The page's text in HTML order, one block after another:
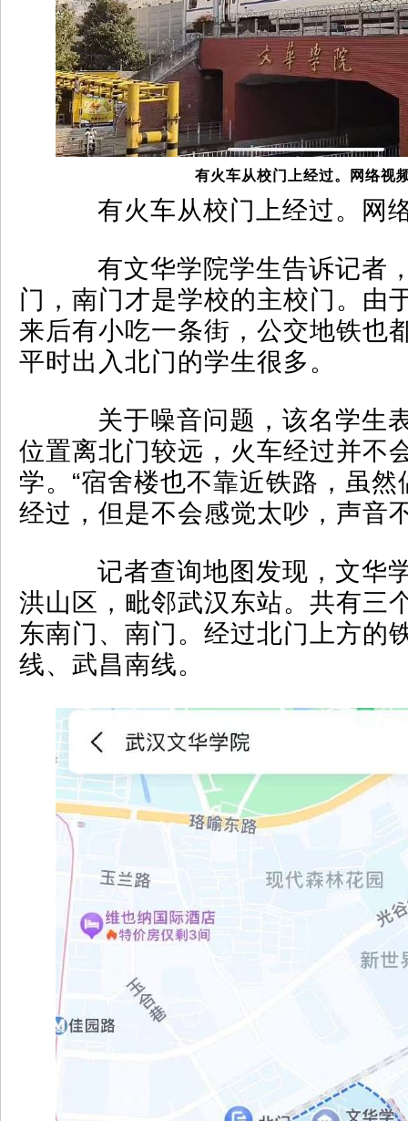
有火车从校门上经过。网络视
有火车从校门上经过。网
有文华学院学生告诉记者
门，南门才是学校的主校门。由
来后有小吃一条街，公交地铁也
平时出入北门的学生很多。
关于噪音问题，该名学生
位置离北门较远，火车经过并不
学。“宿舍楼也不靠近铁路，虽
经过，但是不会感觉太吵，声音
记者查询地图发现，文华
洪山区，毗邻武汉东站。共有三
东南门、南门。经过北门上方的
线、武昌南线。